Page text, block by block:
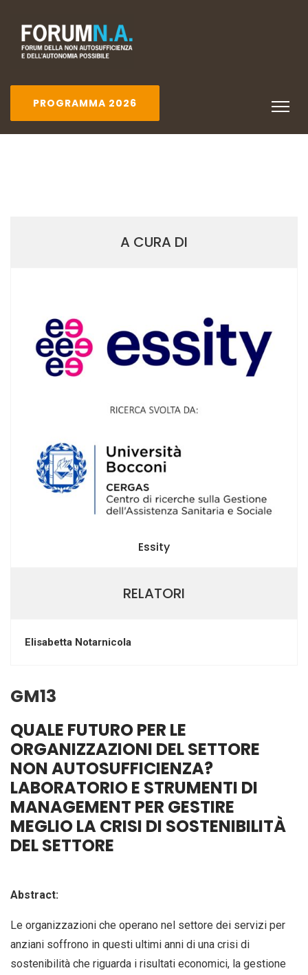
PROGRAMMA 2026
A CURA DI
Essity
RELATORI
Elisabetta Notarnicola
GM13
QUALE FUTURO PER LE
ORGANIZZAZIONI DEL SETTORE
NON AUTOSUFFICIENZA?
LABORATORIO E STRUMENTI DI
MANAGEMENT PER GESTIRE
MEGLIO LA CRISI DI SOSTENIBILITÀ
DEL SETTORE
Abstract:
Le organizzazioni che operano nel settore dei servizi per
anziani soffrono in questi ultimi anni di una crisi di
sostenibilità che riguarda i risultati economici, la gestione